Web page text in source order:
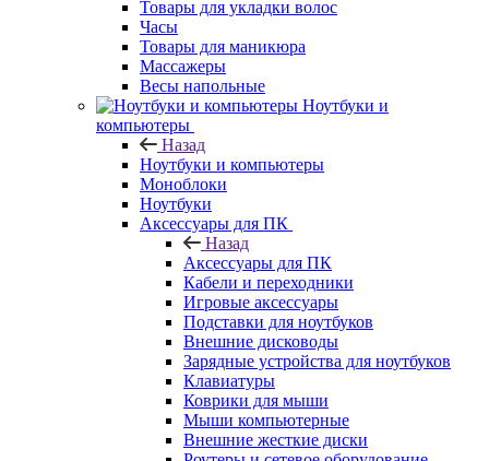
Товары для укладки волос
Часы
Товары для маникюра
Массажеры
Весы напольные
Ноутбуки и
компьютеры
Назад
Ноутбуки и компьютеры
Моноблоки
Ноутбуки
Аксессуары для ПК
Назад
Аксессуары для ПК
Кабели и переходники
Игровые аксессуары
Подставки для ноутбуков
Внешние дисководы
Зарядные устройства для ноутбуков
Клавиатуры
Коврики для мыши
Мыши компьютерные
Внешние жесткие диски